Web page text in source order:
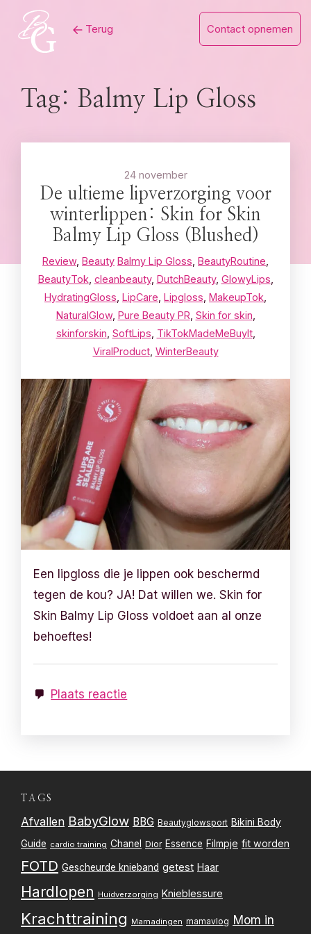
content
Terug Contact opnemen
Tag: Balmy Lip Gloss
24 november
De ultieme lipverzorging voor
winterlippen: Skin for Skin
Balmy Lip Gloss (Blushed)
Review, Beauty Balmy Lip Gloss BeautyRoutine
BeautyTok cleanbeauty, DutchBeauty, GlowyLips
HydratingGloss LipCare Lipgloss MakeupTok
NaturalGlow, Pure Beauty PR Skin for skin
skinforskin SoftLips TikTokMadeMeBuyIt,
ViralProduct, WinterBeauty
Een lipgloss die je lippen ook beschermd
tegen de kou? JA! Dat willen we. Skin for
Skin Balmy Lip Gloss voldoet aan al onze
behoeftes!
Plaats reactie
TAGS
Afvallen BabyGlow BBG Beautyglowsport Bikini Body
Guide cardio training Chanel Dior Essence Filmpje fit worden
FOTD Gescheurde knieband getest Haar
Hardlopen Huidverzorging Knieblessure
Krachttraining Mamadingen mamavlog Mom in